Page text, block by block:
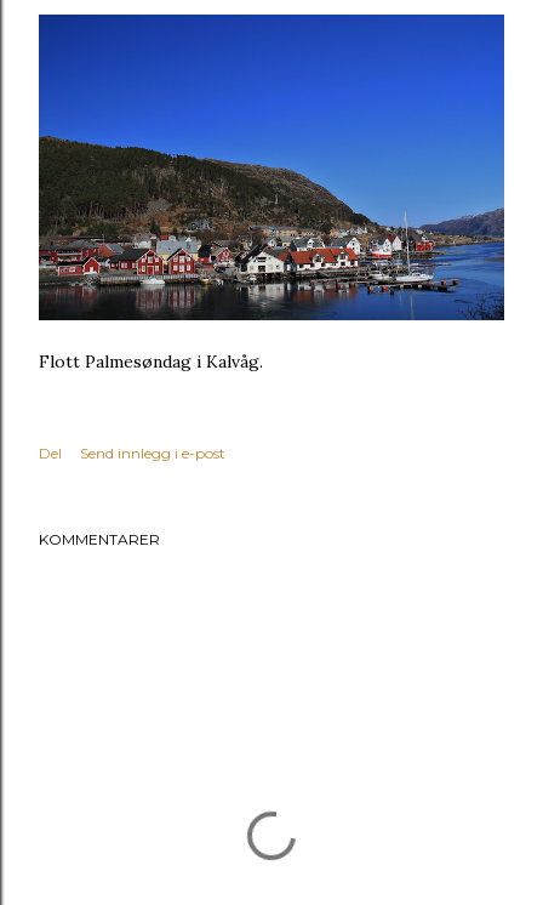
Flott Palmesøndag i Kalvåg.
Del Send innlegg i e-post
KOMMENTARER